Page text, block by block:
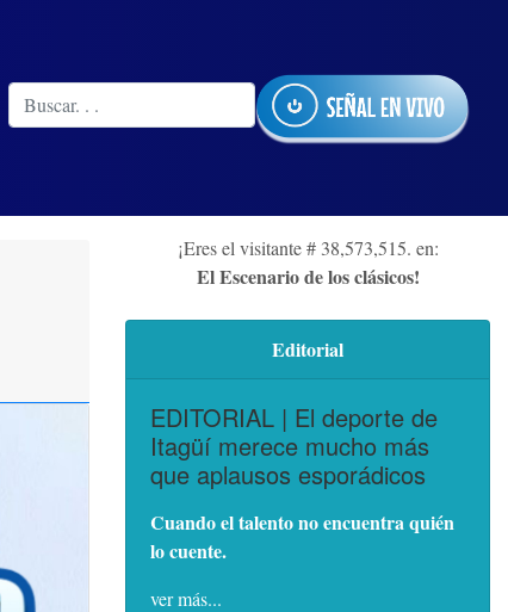
¡Eres el visitante # 38,573,515. en:
El Escenario de los clásicos!
Editorial
EDITORIAL | El deporte de
Itagüí merece mucho más
que aplausos esporádicos
Cuando el talento no encuentra quién
lo cuente.
ver más...